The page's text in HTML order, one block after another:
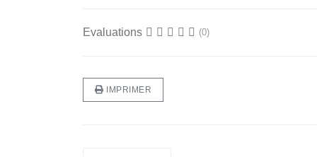
Evaluations (0)
IMPRIMER